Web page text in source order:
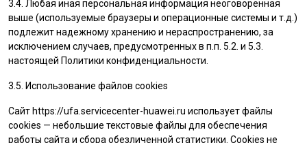
3.4. Любая иная персональная информация неоговоренная
выше (используемые браузеры и операционные системы и т.д.)
подлежит надежному хранению и нераспространению, за
исключением случаев, предусмотренных в п.п. 5.2. и 5.3.
настоящей Политики конфиденциальности.
3.5. Использование файлов cookies
Сайт https://ufa.servicecenter-huawei.ru использует файлы
cookies — небольшие текстовые файлы для обеспечения
работы сайта и сбора обезличенной статистики. Cookies не